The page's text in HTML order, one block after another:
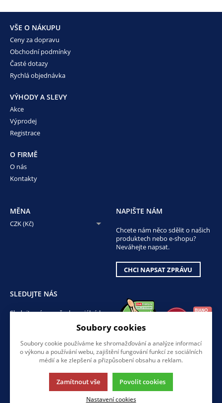
VŠE O NÁKUPU
Ceny za dopravu
Obchodní podmínky
Časté dotazy
Rychlá objednávka
VÝHODY A SLEVY
Akce
Výprodej
Registrace
O FIRMĚ
O nás
Kontakty
MĚNA
CZK (Kč)
NAPIŠTE NÁM
Chcete nám něco sdělit o našich
produktech nebo e-shopu?
Neváhejte napsat.
CHCI NAPSAT ZPRÁVU
SLEDUJTE NÁS
Sledujte nás na všech sociálních
Tato stránka používá soubory cookies. Klikněte pro více informací.
Soubory cookies
Soubory cookie používáme ke shromažďování a analýze informací
o výkonu a používání webu, zajištění fungování funkcí ze sociálních
médií a ke zlepšení a přizpůsobení obsahu a reklam.
Zamítnout vše Povolit cookies
Nastavení cookies